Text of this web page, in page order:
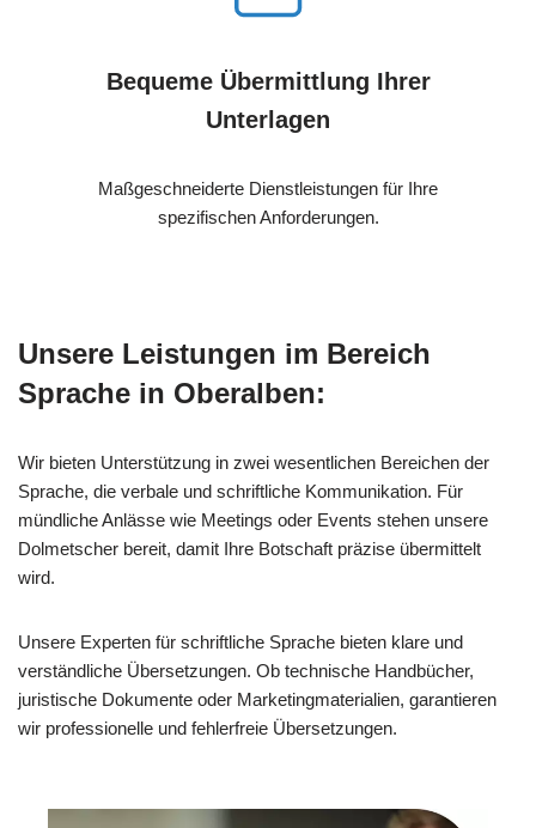
Bequeme Übermittlung Ihrer
Unterlagen
Maßgeschneiderte Dienstleistungen für Ihre
spezifischen Anforderungen.
Unsere Leistungen im Bereich
Sprache in Oberalben:
Wir bieten Unterstützung in zwei wesentlichen Bereichen der
Sprache, die verbale und schriftliche Kommunikation. Für
mündliche Anlässe wie Meetings oder Events stehen unsere
Dolmetscher bereit, damit Ihre Botschaft präzise übermittelt
wird.
Unsere Experten für schriftliche Sprache bieten klare und
verständliche Übersetzungen. Ob technische Handbücher,
juristische Dokumente oder Marketingmaterialien, garantieren
wir professionelle und fehlerfreie Übersetzungen.